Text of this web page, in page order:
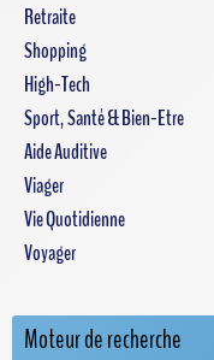
Retraite
Shopping
High-Tech
Sport, Santé & Bien-Etre
Aide Auditive
Viager
Vie Quotidienne
Voyager
Moteur de recherche